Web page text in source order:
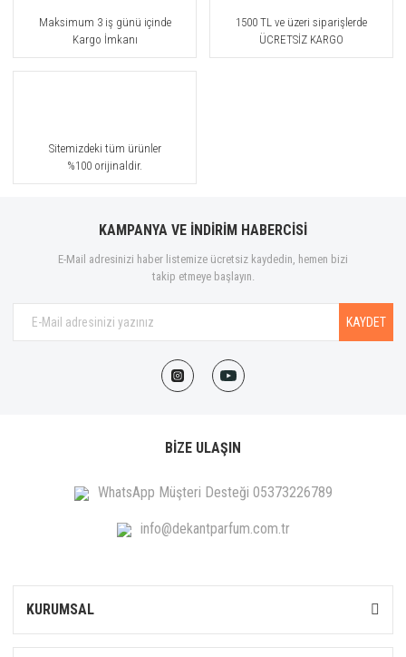
Maksimum 3 iş günü içinde
Kargo İmkanı
1500 TL ve üzeri siparişlerde
ÜCRETSİZ KARGO
Sitemizdeki tüm ürünler
%100 orijinaldir.
KAMPANYA VE İNDİRİM HABERCİSİ
E-Mail adresinizi haber listemize ücretsiz kaydedin, hemen bizi
takip etmeye başlayın.
KAYDET
BİZE ULAŞIN
WhatsApp Müşteri Desteği 05373226789
info@dekantparfum.com.tr
KURUMSAL